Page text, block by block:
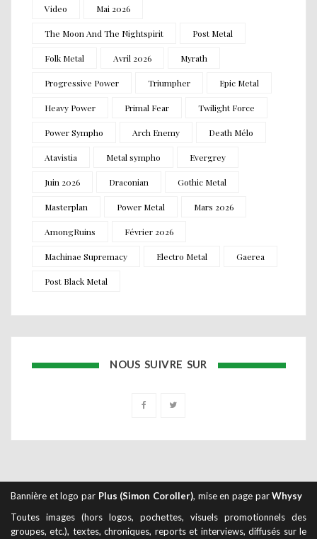
Video Mai 2026
The Moon And The Nightspirit Post Metal
Folk Metal Avril 2026 Myrath
Progressive Power Triumpher Epic Metal
Heavy Power Primal Fear Twilight Force
Power Sympho Arch Enemy Death Mélo
Atavistia Metal sympho Evergrey
Juin 2026 Draconian Gothic Metal
Masterplan Power Metal Mars 2026
AmongRuins Février 2026
Machinae Supremacy Electro Metal Gaerea
Post Black Metal
NOUS SUIVRE SUR
Bannière et logo par Plus (Simon Coroller), mise en page parWhysy
Toutes images (hors logos, pochettes, visuels promotionnels des
groupes, etc.), textes, chroniques, reports et interviews, diffusés sur le